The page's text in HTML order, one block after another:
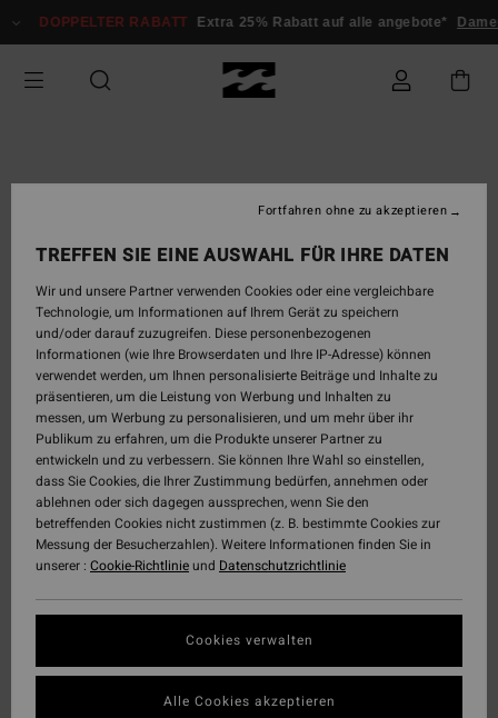
zur
springen
DOPPELTER RABATT Extra 25% Rabatt auf alle angebote* Damen
TREFFEN SIE EINE AUSWAHL FÜR IHRE DATEN
Wir und unsere Partner verwenden Cookies oder eine vergleichbare
Technologie, um Informationen auf Ihrem Gerät zu speichern
und/oder darauf zuzugreifen. Diese personenbezogenen
Informationen (wie Ihre Browserdaten und Ihre IP-Adresse) können
verwendet werden, um Ihnen personalisierte Beiträge und Inhalte zu
präsentieren, um die Leistung von Werbung und Inhalten zu
messen, um Werbung zu personalisieren, und um mehr über ihr
Publikum zu erfahren, um die Produkte unserer Partner zu
entwickeln und zu verbessern. Sie können Ihre Wahl so einstellen,
dass Sie Cookies, die Ihrer Zustimmung bedürfen, annehmen oder
ablehnen oder sich dagegen aussprechen, wenn Sie den
betreffenden Cookies nicht zustimmen (z. B. bestimmte Cookies zur
Messung der Besucherzahlen). Weitere Informationen finden Sie in
unserer : Cookie-Richtlinieund Datenschutzrichtlinie
Cookies verwalten
Fortfahren ohne zu akzeptieren
Alle Cookies akzeptieren